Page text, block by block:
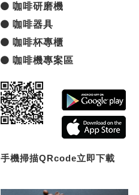
咖啡研磨機
咖啡器具
咖啡杯專櫃
咖啡機專案區
手機掃描QRcode立即下載